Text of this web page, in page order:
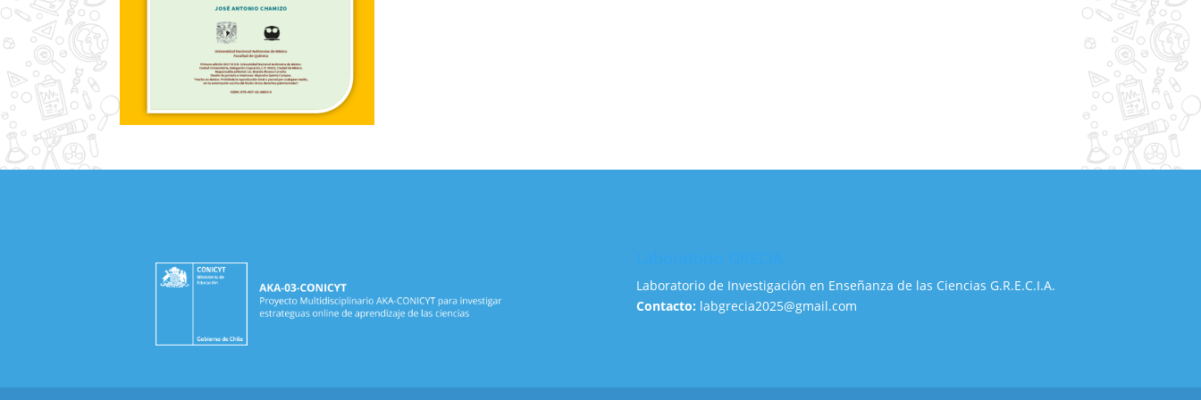
Laboratorio de Investigación en Enseñanza de las Ciencias G.R.E.C.I.A.
Contacto: labgrecia2025@gmail.com